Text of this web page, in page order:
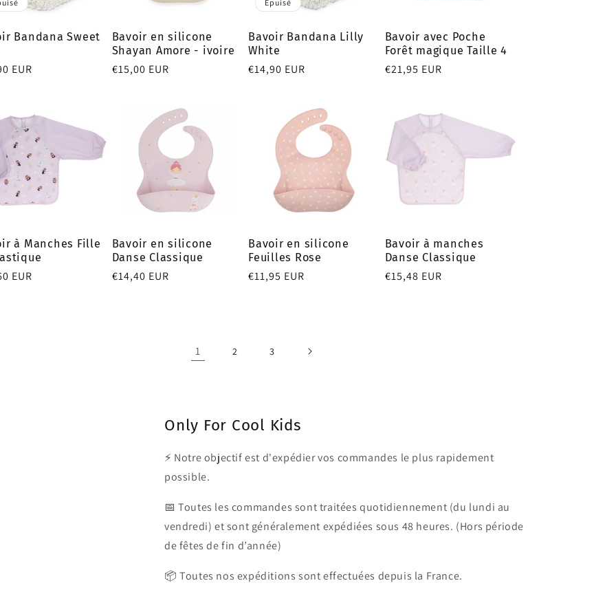
Bandana Sweet
EUR
Bavoir en silicone
Shayan Amore - ivoire
Prix
€15,00 EUR
Épuisé
Bavoir Bandana Lilly
White
Prix
€14,90 EUR
Bavoir avec Poche
Forêt magique Taille 4
Prix
€21,95 EUR
à Manches Fille
EUR
Bavoir en silicone
Danse Classique
Prix
€14,40 EUR
Bavoir en silicone
Feuilles Rose
Prix
€11,95 EUR
Bavoir à manches
Danse Classique
Prix
€15,48 EUR
1 2 3
Only For Cool Kids
⚡ Notre objectif est d'expédier vos commandes le plus rapidement
possible.
📅 Toutes les commandes sont traitées quotidiennement (du lundi au
vendredi) et sont généralement expédiées sous 48 heures. (Hors période
de fêtes de fin d’année)
📦 Toutes nos expéditions sont effectuées depuis la France.